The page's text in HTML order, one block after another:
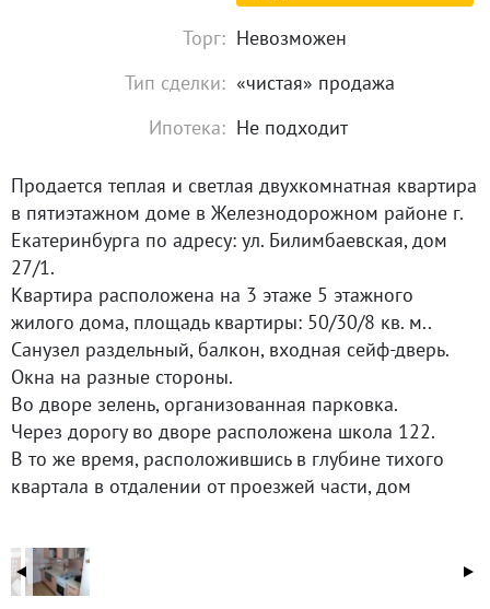
Торг: Невозможен
Тип сделки: «чистая» продажа
Ипотека: Не подходит
Продается теплая и светлая двухкомнатная квартира
в пятиэтажном доме в Железнодорожном районе г.
Екатеринбурга по адресу: ул. Билимбаевская, дом
27/1.
Квартира расположена на 3 этаже 5 этажного
жилого дома, площадь квартиры: 50/30/8 кв. м..
Санузел раздельный, балкон, входная сейф-дверь.
Окна на разные стороны.
Во дворе зелень, организованная парковка.
Через дорогу во дворе расположена школа 122.
В то же время, расположившись в глубине тихого
квартала в отдалении от проезжей части, дом
Район с развитой инфраструктурой: рядом детские
сады, школы, остановки общественного транспорта,